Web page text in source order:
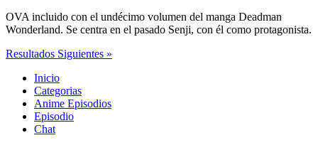
OVA incluido con el undécimo volumen del manga Deadman
Wonderland. Se centra en el pasado Senji, con él como protagonista.
Resultados Siguientes »
Inicio
Categorias
Anime Episodios
Episodio
Chat